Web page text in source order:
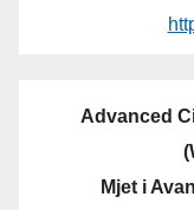
Advanced
Mjet i